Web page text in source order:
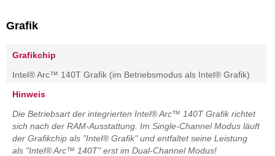
Grafik
Grafikchip
Intel® Arc™ 140T Grafik (im Betriebsmodus als Intel® Grafik)
Hinweis
Die Betriebsart der integrierten Intel® Arc™ 140T Grafik richtet
sich nach der RAM-Ausstattung. Im Single-Channel Modus läuft
der Grafikchip als "Intel® Grafik" und entfaltet seine Leistung
als "Intel® Arc™ 140T" erst im Dual-Channel Modus!